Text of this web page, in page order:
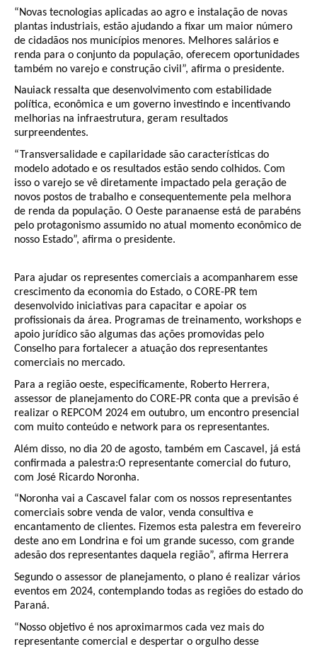
“Novas tecnologias aplicadas ao agro e instalação de novas
plantas industriais, estão ajudando a fixar um maior número
de cidadãos nos municípios menores. Melhores salários e
renda para o conjunto da população, oferecem oportunidades
também no varejo e construção civil”, afirma o presidente.
Nauiack ressalta que desenvolvimento com estabilidade
política, econômica e um governo investindo e incentivando
melhorias na infraestrutura, geram resultados
surpreendentes.
“Transversalidade e capilaridade são características do
modelo adotado e os resultados estão sendo colhidos. Com
isso o varejo se vê diretamente impactado pela geração de
novos postos de trabalho e consequentemente pela melhora
de renda da população. O Oeste paranaense está de parabéns
pelo protagonismo assumido no atual momento econômico de
nosso Estado”, afirma o presidente.
Para ajudar os representes comerciais a acompanharem esse
crescimento da economia do Estado, o CORE-PR tem
desenvolvido iniciativas para capacitar e apoiar os
profissionais da área. Programas de treinamento, workshops e
apoio jurídico são algumas das ações promovidas pelo
Conselho para fortalecer a atuação dos representantes
comerciais no mercado.
Para a região oeste, especificamente, Roberto Herrera,
assessor de planejamento do CORE-PR conta que a previsão é
realizar o REPCOM 2024 em outubro, um encontro presencial
com muito conteúdo e network para os representantes.
Além disso, no dia 20 de agosto, também em Cascavel, já está
confirmada a palestra:O representante comercial do futuro,
com José Ricardo Noronha.
“Noronha vai a Cascavel falar com os nossos representantes
comerciais sobre venda de valor, venda consultiva e
encantamento de clientes. Fizemos esta palestra em fevereiro
deste ano em Londrina e foi um grande sucesso, com grande
adesão dos representantes daquela região”, afirma Herrera
Segundo o assessor de planejamento, o plano é realizar vários
eventos em 2024, contemplando todas as regiões do estado do
Paraná.
“Nosso objetivo é nos aproximarmos cada vez mais do
representante comercial e despertar o orgulho desse